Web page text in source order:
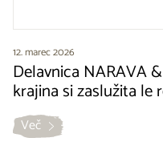
12. marec 2026
Delavnica NARAVA
krajina si zaslužita le
Več